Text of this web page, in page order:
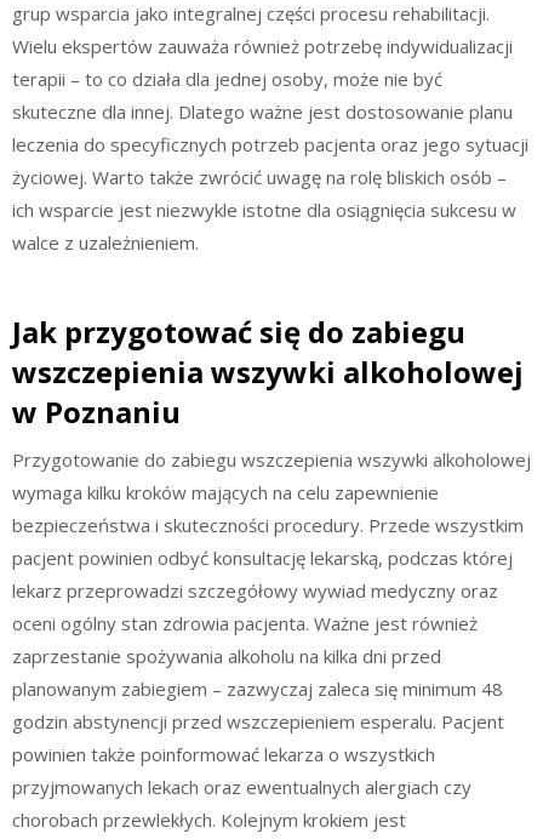
grup wsparcia jako integralnej części procesu rehabilitacji.
Wielu ekspertów zauważa również potrzebę indywidualizacji
terapii – to co działa dla jednej osoby, może nie być
skuteczne dla innej. Dlatego ważne jest dostosowanie planu
leczenia do specyficznych potrzeb pacjenta oraz jego sytuacji
życiowej. Warto także zwrócić uwagę na rolę bliskich osób –
ich wsparcie jest niezwykle istotne dla osiągnięcia sukcesu w
walce z uzależnieniem.
Jak przygotować się do zabiegu
wszczepienia wszywki alkoholowej
w Poznaniu
Przygotowanie do zabiegu wszczepienia wszywki alkoholowej
wymaga kilku kroków mających na celu zapewnienie
bezpieczeństwa i skuteczności procedury. Przede wszystkim
pacjent powinien odbyć konsultację lekarską, podczas której
lekarz przeprowadzi szczegółowy wywiad medyczny oraz
oceni ogólny stan zdrowia pacjenta. Ważne jest również
zaprzestanie spożywania alkoholu na kilka dni przed
planowanym zabiegiem – zazwyczaj zaleca się minimum 48
godzin abstynencji przed wszczepieniem esperalu. Pacjent
powinien także poinformować lekarza o wszystkich
przyjmowanych lekach oraz ewentualnych alergiach czy
chorobach przewlekłych. Kolejnym krokiem jest